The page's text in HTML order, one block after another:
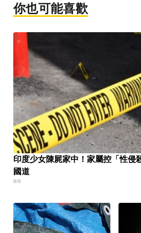
你也可能喜歡
印度少女陳屍家中！家屬控「性侵
國道
8/6